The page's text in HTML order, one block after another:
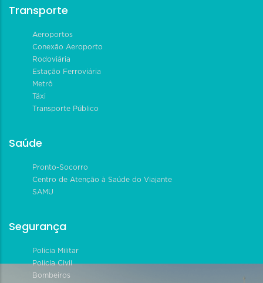
Transporte
Aeroportos
Conexão Aeroporto
Rodoviária
Estação Ferroviária
Metrô
Táxi
Transporte Público
Saúde
Pronto-Socorro
Centro de Atenção à Saúde do Viajante
SAMU
Segurança
Polícia Militar
Polícia Civil
Bombeiros